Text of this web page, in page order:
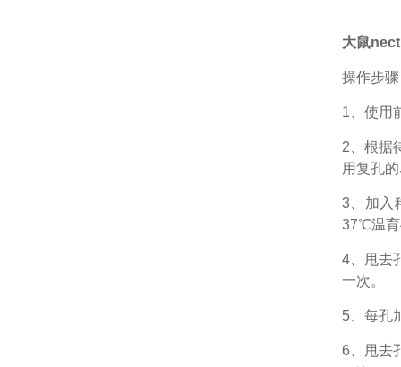
大鼠
操作步
1、 使用
2、根据
用复孔
3、加入
37℃温育
4、甩去
一次。
5、每孔
6、甩去